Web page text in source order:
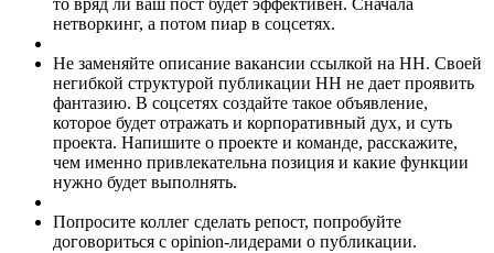
то вряд ли ваш пост будет эффективен. Сначала
нетворкинг, а потом пиар в соцсетях.
Не заменяйте описание вакансии ссылкой на HH. Своей
негибкой структурой публикации HH не дает проявить
фантазию. В соцсетях создайте такое объявление,
которое будет отражать и корпоративный дух, и суть
проекта. Напишите о проекте и команде, расскажите,
чем именно привлекательна позиция и какие функции
нужно будет выполнять.
Попросите коллег сделать репост, попробуйте
договориться с opinion-лидерами о публикации.